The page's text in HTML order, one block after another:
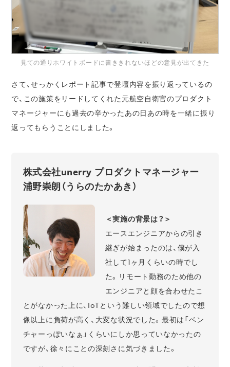
見ての通りホワイトボードに書ききれないほどの意見が出てきた
さて、せっかくレポート記事で登壇内容を振り返っているの
で、この施策をリードしてくれた元航空自衛官のプロダクト
マネージャーにも過去の辛かったあの日あの時を一緒に振り
返ってもらうことにしました。
株式会社unerry プロダクトマネージャー
浦野崇朗（うらのたかあき）
＜実施の背景は？＞
エースエンジニアからの引き
継ぎが始まったのは、僕が入
社して1ヶ月くらいの時でし
た。リモート勤務のため他の
エンジニアと顔を合わせたこ
とがなかった上に、IoTという難しい領域でしたので想
像以上に負荷が高く、大変な状況でした。最初は「ベン
チャーっぽいなぁ」くらいにしか思っていなかったの
ですが、徐々にことの深刻さに気づきました。